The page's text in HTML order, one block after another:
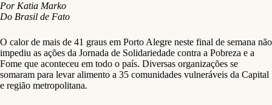
Por Katia Marko
Do Brasil de Fato
O calor de mais de 41 graus em Porto Alegre neste final de semana não
impediu as ações da Jornada de Solidariedade contra a Pobreza e a
Fome que aconteceu em todo o país. Diversas organizações se
somaram para levar alimento a 35 comunidades vulneráveis da Capital
e região metropolitana.